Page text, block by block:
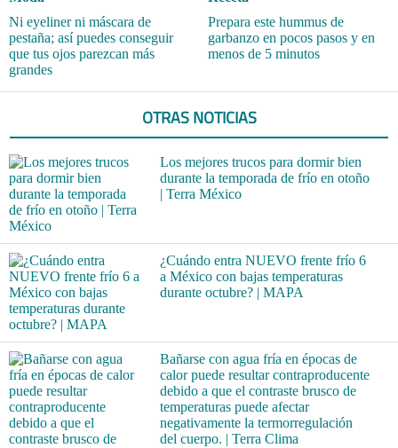
Ni eyeliner ni máscara de
pestaña; así puedes conseguir
que tus ojos parezcan más
grandes
Prepara este hummus de
garbanzo en pocos pasos y en
menos de 5 minutos
OTRAS NOTICIAS
Los mejores trucos para dormir bien
durante la temporada de frío en otoño
| Terra México
¿Cuándo entra NUEVO frente frío 6
a México con bajas temperaturas
durante octubre? | MAPA
Bañarse con agua fría en épocas de
calor puede resultar contraproducente
debido a que el contraste brusco de
temperaturas puede afectar
negativamente la termorregulación
del cuerpo. | Terra Clima